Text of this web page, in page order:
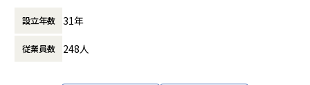
る方を探しています。
【業務の変更の範囲】
「SmartDB®」、多店舗ビジネスを支援する
nsuiteX®」があります。これらのサービス
設立年数 31年
従業員数 248人